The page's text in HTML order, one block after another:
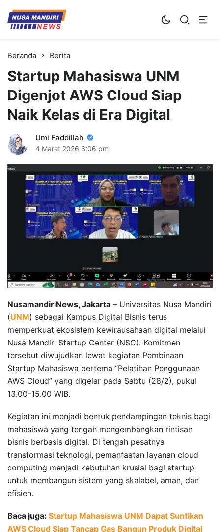
Kampus Digital Bisnis
Universitas Nusa Mandiri
Beranda Berita
Startup Mahasiswa UNM
Digenjot AWS Cloud Siap
Naik Kelas di Era Digital
Umi Faddillah
4 Maret 2026 3:06 pm
NusamandiriNews, Jakarta – Universitas Nusa Mandiri
(UNM) sebagai Kampus Digital Bisnis terus
memperkuat ekosistem kewirausahaan digital melalui
Nusa Mandiri Startup Center (NSC). Komitmen
tersebut diwujudkan lewat kegiatan Pembinaan
Startup Mahasiswa bertema “Pelatihan Penggunaan
AWS Cloud” yang digelar pada Sabtu (28/2), pukul
13.00–15.00 WIB.
Kegiatan ini menjadi bentuk pendampingan teknis bagi
mahasiswa yang tengah mengembangkan rintisan
bisnis berbasis digital. Di tengah pesatnya
transformasi teknologi, pemanfaatan layanan cloud
computing menjadi kebutuhan krusial bagi startup
untuk membangun sistem yang skalabel, aman, dan
efisien.
Baca juga: Startup Mahasiswa UNM Dapat Suntikan
AWS Cloud Siap Tancap Gas Bangun Produk Digital